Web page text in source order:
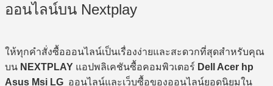
ออนไลน์บน Nextplay
ให้ทุกคำสั่งซื้อออนไลน์เป็นเรื่องง่ายและสะดวกที่สุดสำหรับคุณ
บน NEXTPLAY แอปพลิเคชันซื้อคอมพิวเตอร์ Dell Acer hp
Asus Msi LG ออนไลน์และเว็บซื้อของออนไลน์ยอดนิยมใน